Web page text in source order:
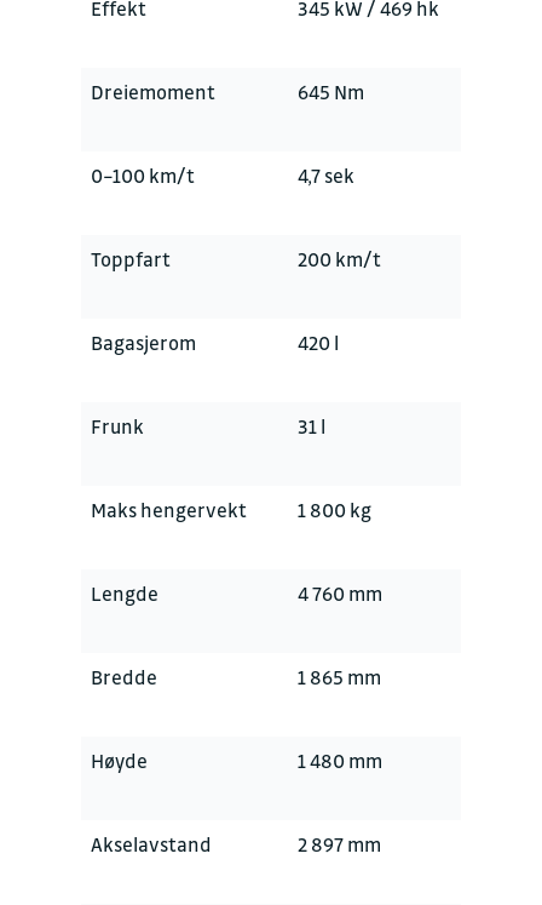
Effekt 345 kW / 469 hk
Dreiemoment 645 Nm
0–100 km/t 4,7 sek
Toppfart 200 km/t
Bagasjerom 420 l
Frunk 31 l
Maks hengervekt 1 800 kg
Lengde 4 760 mm
Bredde 1 865 mm
Høyde 1 480 mm
Akselavstand 2 897 mm